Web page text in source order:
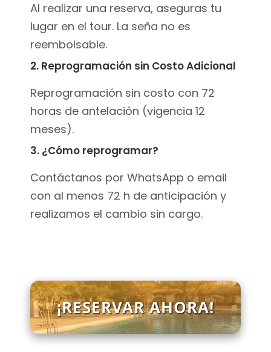
Al realizar una reserva, aseguras tu
lugar en el tour. La seña no es
reembolsable.
2. Reprogramación sin Costo Adicional
Reprogramación sin costo con 72
horas de antelación (vigencia 12
meses).
3. ¿Cómo reprogramar?
Contáctanos por WhatsApp o email
con al menos 72 h de anticipación y
realizamos el cambio sin cargo.
¡RESERVAR AHORA!